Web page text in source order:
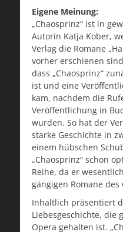
Eigene Meinung:
„Chaosprinz“ ist in
Autorin Katja Kober,
Verlag die Romane
vorher erschienen
dass „Chaosprinz“
ist und eine
kam, nachdem die
Veröffentlichung in
wurden. So hat der
starke Geschichte in
einem hübschen
„Chaosprinz“ schon
Reihe, da er
gängigen Romane des
Inhaltlich präsentiert
Liebesgeschichte, die
Opera gehalten ist.